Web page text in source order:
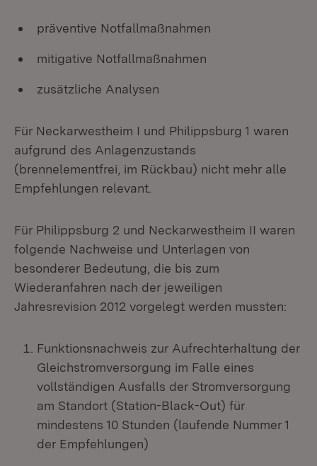
präventive Notfallmaßnahmen
mitigative Notfallmaßnahmen
zusätzliche Analysen
Für Neckarwestheim I und Philippsburg 1 waren
aufgrund des Anlagenzustands
(brennelementfrei, im Rückbau) nicht mehr alle
Empfehlungen relevant.
Für Philippsburg 2 und Neckarwestheim II waren
folgende Nachweise und Unterlagen von
besonderer Bedeutung, die bis zum
Wiederanfahren nach der jeweiligen
Jahresrevision 2012 vorgelegt werden mussten:
Funktionsnachweis zur Aufrechterhaltung der
Gleichstromversorgung im Falle eines
vollständigen Ausfalls der Stromversorgung
am Standort (Station-Black-Out) für
mindestens 10 Stunden (laufende Nummer 1
der Empfehlungen)